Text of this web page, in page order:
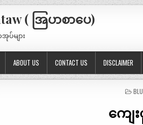
( အြပာစာပေ)
ပ်များ
ABOUT US CONTACT US DISCLAIMER
ကျေ